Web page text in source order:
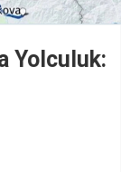
Yolculuk: